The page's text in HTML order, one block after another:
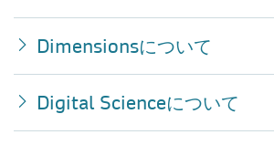
Dimensionsについて
Digital Scienceについて